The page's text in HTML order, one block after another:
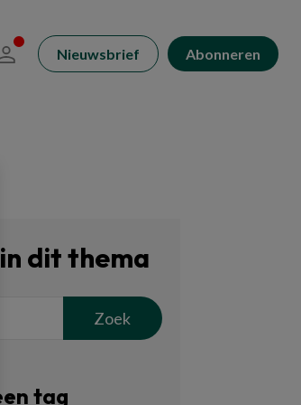
Nieuwsbrief Abonneren
dit thema
Zoek
tag